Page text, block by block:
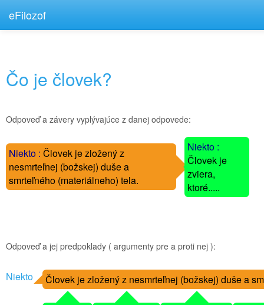
eFilozof
Čo je človek?
Odpoveď a závery vyplývajúce z danej odpovede:
Niekto : Človek je zložený z
nesmrteľnej (božskej) duše a
smrteľného (materiálneho) tela.
-
-
Niekto :
Človek je
zviera,
ktoré.....
Odpoveď a jej predpoklady ( argumenty pre a proti nej ):
Niekto
Človek je zložený z nesmrteľnej (božskej) duše a